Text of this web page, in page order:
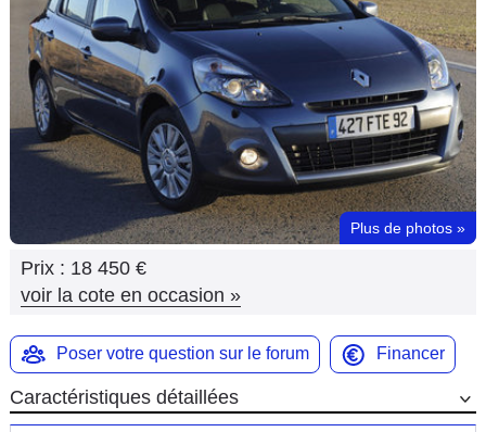
Flottes
Auto
Services
Marques
Plus de photos »
Prix : 18 450 €
voir la cote en occasion »
Poser votre question sur le forum Financer
Caractéristiques détaillées